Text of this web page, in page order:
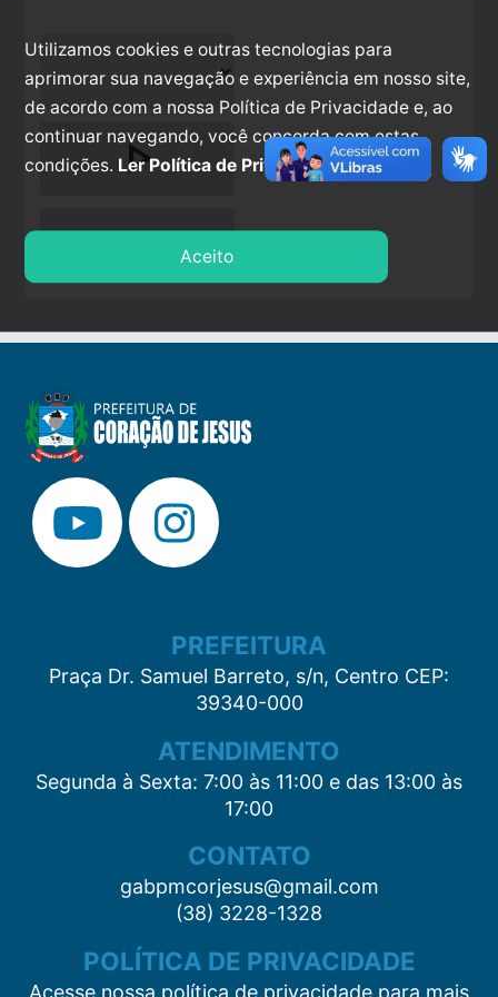
play_arrow
stop
PREFEITURA
Praça Dr. Samuel Barreto, s/n, Centro CEP:
39340-000
ATENDIMENTO
Segunda à Sexta: 7:00 às 11:00 e das 13:00 às
17:00
CONTATO
gabpmcorjesus@gmail.com
(38) 3228-1328
POLÍTICA DE PRIVACIDADE
Acesse nossa política de privacidade para mais
Utilizamos cookies e outras tecnologias para
aprimorar sua navegação e experiência em nosso site,
de acordo com a nossa Política de Privacidade e, ao
continuar navegando, você concorda com estas
condições. Ler Política de Privacidade.
Aceito